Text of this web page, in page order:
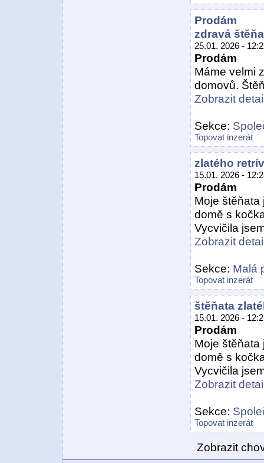
Prodám
zdravá
25.01. 2026 -
Prodám
Máme velmi
domovů.
Zobrazit
Sekce:
Topovat inzerát
zlatého
15.01. 2026 -
Prodám
Moje
domě s
Vycvičila
Zobrazit
Sekce: Malá
Topovat inzerát
štěňata
15.01. 2026 -
Prodám
Moje
domě s
Vycvičila
Zobrazit
Sekce:
Topovat inzerát
Zobrazit